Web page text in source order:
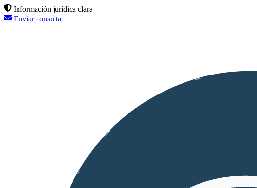
Información jurídica clara
Enviar consulta